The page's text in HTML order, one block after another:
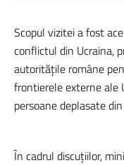
Scopul vizitei a fost
conflictul din Ucraina,
autoritățile române
frontierele externe ale
persoane deplasate
În cadrul discuțiilor,